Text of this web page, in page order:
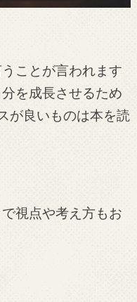
ことが言われます
を成長させるため
が良いものは本を読
視点や考え方もお